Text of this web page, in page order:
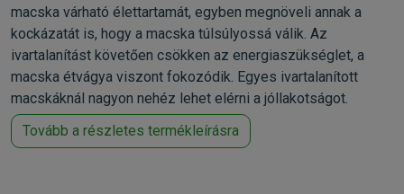
macska várható élettartamát, egyben megnöveli annak a
kockázatát is, hogy a macska túlsúlyossá válik. Az
ivartalanítást követően csökken az energiaszükséglet, a
macska étvágya viszont fokozódik. Egyes ivartalanított
macskáknál nagyon nehéz lehet elérni a jóllakotságot.
Tovább a részletes termékleírásra